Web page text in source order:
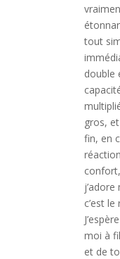
tout
double
gros,
fin, en
c’est le
moi à
et de